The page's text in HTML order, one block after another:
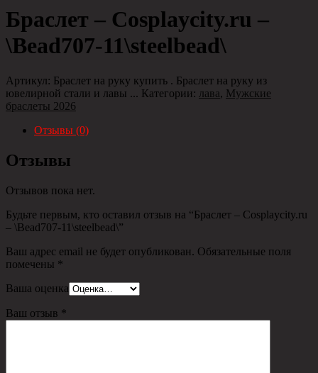
Браслет – Cosplaycity.ru –
\Bead707-11\steelbead\
Артикул: Браслет на руку купить . Браслет на руку из
ювелирной стали и лавы ... Категории: лава, Мужские
браслеты 2026
Отзывы (0)
Отзывы
Отзывов пока нет.
Будьте первым, кто оставил отзыв на “Браслет – Cosplaycity.ru
– \Bead707-11\steelbead\”
Ваш адрес email не будет опубликован. Обязательные поля
помечены *
Ваша оценка
Ваш отзыв *